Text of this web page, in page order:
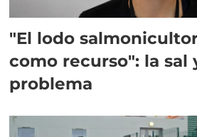
"El lodo
como recurso": la sal
problema